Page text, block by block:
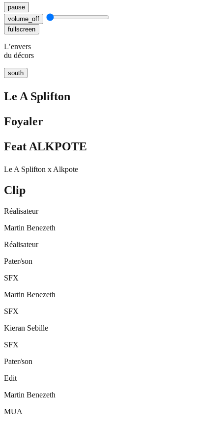
pause
volume_off
fullscreen
L’envers
du décors
south
Le A Splifton
Foyaler
Feat ALKPOTE
Le A Splifton x Alkpote
Clip
Réalisateur
Martin Benezeth
Réalisateur
Pater/son
SFX
Martin Benezeth
SFX
Kieran Sebille
SFX
Pater/son
Edit
Martin Benezeth
MUA